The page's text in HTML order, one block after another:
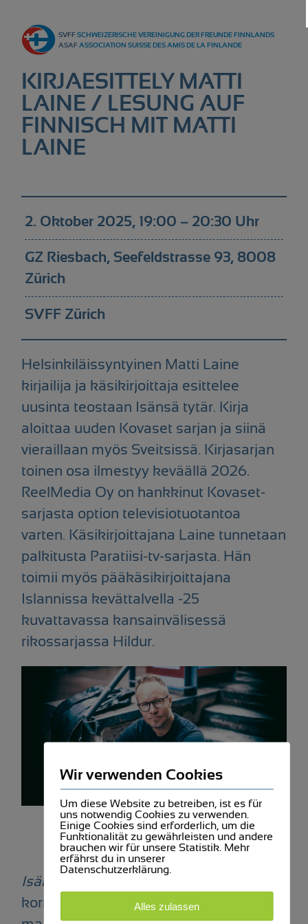
KIRJAESITTELY MATTI
LAINE / LESUNG AUF
FINNISCH MIT MATTI
LAINE
SVFFSCHWEIZERISCHE VEREINIGUNG DER FREUNDE FINNLANDS
ASAFASSOCIATION SUISSE DES AMIS DE LA FINLANDE
Regionalgruppen
Events
Kultur
Partner
2. Oktober 2025, 19:00 – 20:30 Uhr
GZ Riesbach, Seefeldstrasse 93, 8008
Zürich
SVFF Zürich
Helsinkiläissyntyinen Matti Laine
kirjailija ja käsikirjoittaja esittelee
uusinta teostaan Isänsä tytär. Kirja
aloittaa uuden Kovaset sarjan ja siinä
vieraillaan myös Sveitsissä. Kirjasarjan
toinen osa ilmestyy keväällä 2026.
ReelMedia Oy on hankkinut Kovaset-
sarjasta option televisiotuotantoa
varten. Käsikirjoittajana Laine tunnetaan
palkitusta Paratiisi-tv-sarjasta. Hän
toimii myös pääkäsikirjoittajana
Islannissa kevättalvella -25
kuvattavassa kansainvälisessä
rikossarjassa Hildur.
Isänsä tytär
korruption ja rikollisuuden julmassa
Wir verwenden Cookies
Um diese Website zu betreiben, ist es für
uns notwendig Cookies zu verwenden.
Einige Cookies sind erforderlich, um die
Funktionalität zu gewährleisten und andere
brauchen wir für unsere Statistik. Mehr
erfährst du in unserer
Datenschutzerklärung.
Alles zulassen